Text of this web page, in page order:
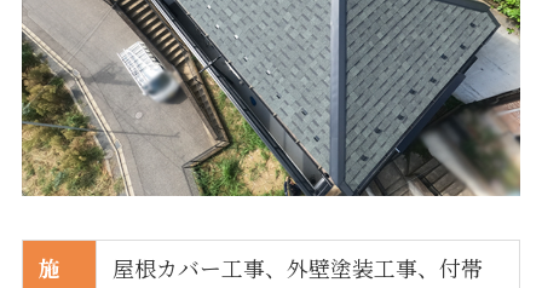
施
屋根カバー工事、外壁塗装工事、付帯